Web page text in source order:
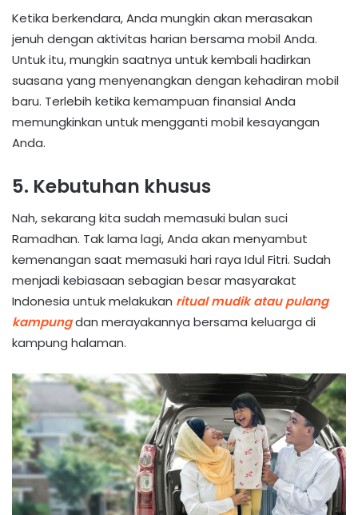
Ketika berkendara, Anda mungkin akan merasakan
jenuh dengan aktivitas harian bersama mobil Anda.
Untuk itu, mungkin saatnya untuk kembali hadirkan
suasana yang menyenangkan dengan kehadiran mobil
baru. Terlebih ketika kemampuan finansial Anda
memungkinkan untuk mengganti mobil kesayangan
Anda.
5. Kebutuhan khusus
Nah, sekarang kita sudah memasuki bulan suci
Ramadhan. Tak lama lagi, Anda akan menyambut
kemenangan saat memasuki hari raya Idul Fitri. Sudah
menjadi kebiasaan sebagian besar masyarakat
Indonesia untuk melakukan ritual mudik atau pulang
kampungdan merayakannya bersama keluarga di
kampung halaman.